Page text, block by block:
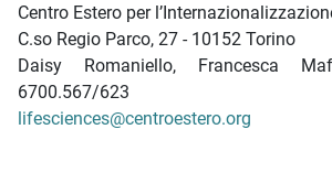
Centro Estero per
C.so Regio Parco, 27 - 10152 Torino
Daisy Romaniello, Francesca
6700.567/623
lifesciences@centroestero.org